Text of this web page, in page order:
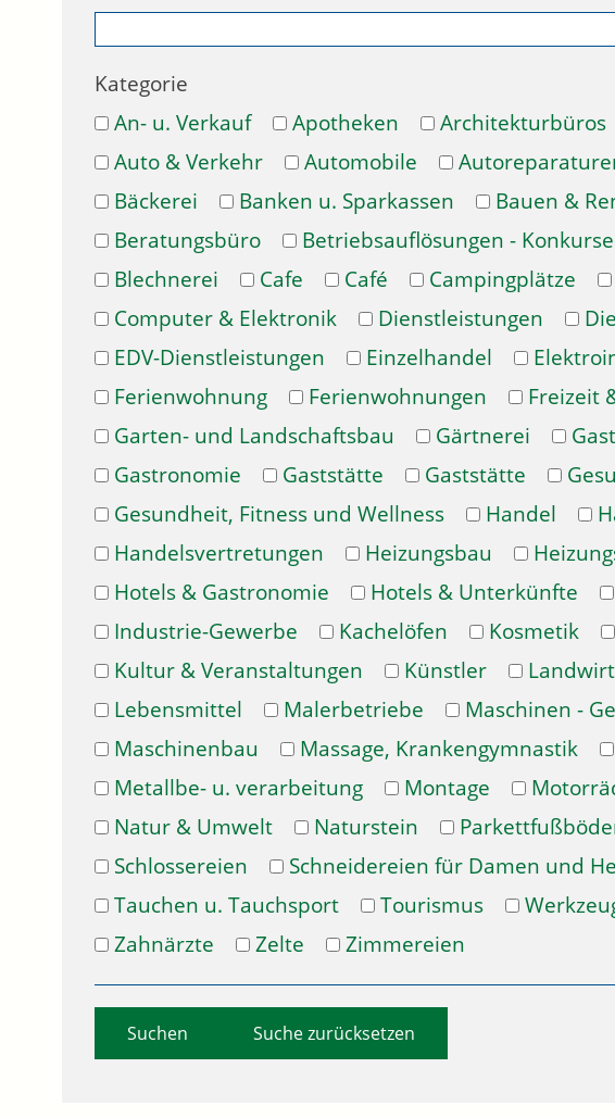
Kategorie
An- u. Verkauf
Apotheken Architekturbüros
Auto & Verkehr
Automobile
Bäckerei
Banken u. Sparkassen Bauen &
Beratungsbüro
Betriebsauflösungen - Konkurse
Blechnerei
Cafe Café Campingplätze
Computer & Elektronik
Dienstleistungen
EDV-Dienstleistungen
Einzelhandel
Ferienwohnung
Ferienwohnungen Freizeit
Garten- und Landschaftsbau
Gärtnerei
Gastronomie
Gaststätte Gaststätte
Gesundheit, Fitness und Wellness
Handel
Handelsvertretungen
Heizungsbau
Hotels & Gastronomie
Hotels & Unterkünfte
Industrie-Gewerbe
Kachelöfen Kosmetik
Kultur & Veranstaltungen
Künstler
Lebensmittel
Malerbetriebe
Maschinen -
Maschinenbau
Massage, Krankengymnastik
Metallbe- u. verarbeitung
Montage
Natur & Umwelt
Naturstein
Schlossereien
Schneidereien für Damen und
Tauchen u. Tauchsport
Tourismus
Zahnärzte
Zelte Zimmereien
Suche zurücksetzen